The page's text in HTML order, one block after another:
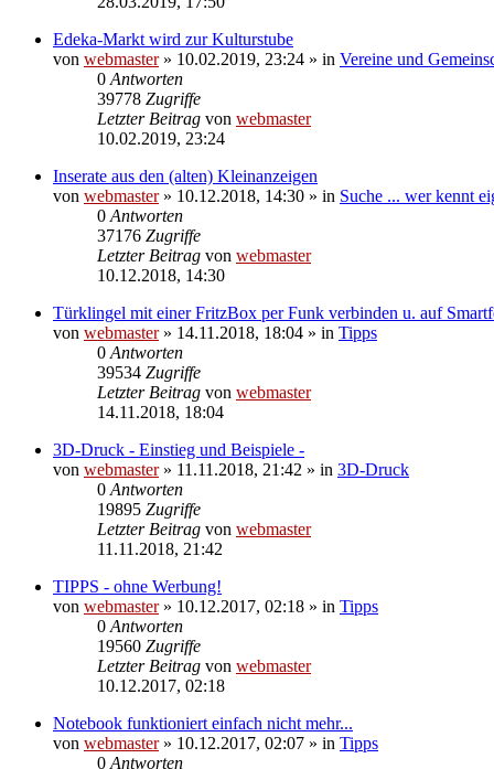
Edeka-Markt wird zur Kulturstube
von webmaster» 10.02.2019, 23:24 » in Vereine und
0 Antworten
39778 Zugriffe
Letzter Beitrag von webmaster
10.02.2019, 23:24
Inserate aus den (alten) Kleinanzeigen
von webmaster» 10.12.2018, 14:30 » in Suche ... wer kennt
0 Antworten
37176 Zugriffe
Letzter Beitrag von webmaster
10.12.2018, 14:30
Türklingel mit einer FritzBox per Funk verbinden u. auf
von webmaster» 14.11.2018, 18:04 » in Tipps
0 Antworten
39534 Zugriffe
Letzter Beitrag von webmaster
14.11.2018, 18:04
3D-Druck - Einstieg und Beispiele -
von webmaster» 11.11.2018, 21:42 » in 3D-Druck
0 Antworten
19895 Zugriffe
Letzter Beitrag von webmaster
11.11.2018, 21:42
TIPPS - ohne Werbung!
von webmaster» 10.12.2017, 02:18 » in Tipps
0 Antworten
19560 Zugriffe
Letzter Beitrag von webmaster
10.12.2017, 02:18
Notebook funktioniert einfach nicht mehr...
von webmaster» 10.12.2017, 02:07 » in Tipps
0 Antworten